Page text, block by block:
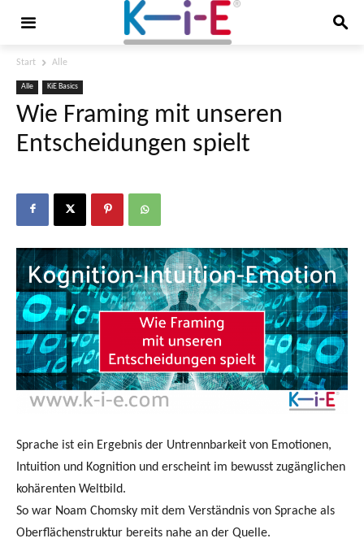
Start Alle
Alle KiE Basics
Wie Framing mit unseren
Entscheidungen spielt
Sprache ist ein Ergebnis der Untrennbarkeit von Emotionen,
Intuition und Kognition und erscheint im bewusst zugänglichen
kohärenten Weltbild.
So war Noam Chomsky mit dem Verständnis von Sprache als
Oberflächenstruktur bereits nahe an der Quelle.